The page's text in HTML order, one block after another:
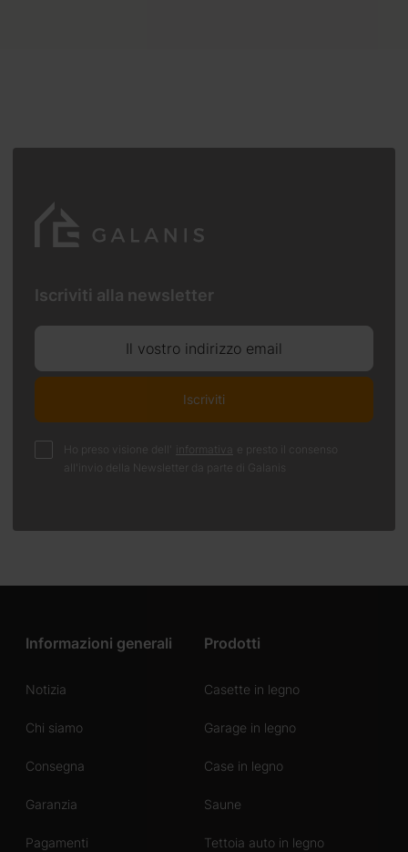
Iscriviti alla newsletter
Il vostro indirizzo email
Iscriviti
Ho preso visione dell' informativa
e presto il consenso
all'invio della Newsletter da parte di Galanis
Informazioni generali
Notizia
Chi siamo
Consegna
Garanzia
Pagamenti
Prodotti
Casette in legno
Garage in legno
Case in legno
Saune
Tettoia auto in legno